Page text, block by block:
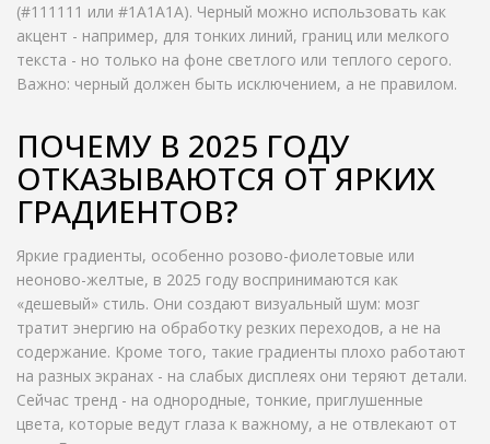
(#111111 или #1A1A1A). Черный можно использовать как
акцент - например, для тонких линий, границ или мелкого
текста - но только на фоне светлого или теплого серого.
Важно: черный должен быть исключением, а не правилом.
ПОЧЕМУ В 2025 ГОДУ
ОТКАЗЫВАЮТСЯ ОТ ЯРКИХ
ГРАДИЕНТОВ?
Яркие градиенты, особенно розово-фиолетовые или
неоново-желтые, в 2025 году воспринимаются как
«дешевый» стиль. Они создают визуальный шум: мозг
тратит энергию на обработку резких переходов, а не на
содержание. Кроме того, такие градиенты плохо работают
на разных экранах - на слабых дисплеях они теряют детали.
Сейчас тренд - на однородные, тонкие, приглушенные
цвета, которые ведут глаза к важному, а не отвлекают от